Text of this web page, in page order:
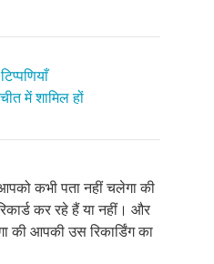
में शामिल हों
कभी पता नहीं चलेगा की
कर रहे हैं या नहीं। और
की आपकी उस रिकार्डिंग का